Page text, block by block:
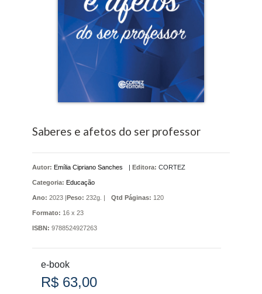
Saberes e afetos do ser professor
Autor: Emília Cipriano Sanches | Editora: CORTEZ
Categoria: Educação
Ano: 2023 |Peso: 232g. | Qtd Páginas: 120
Formato: 16 x 23
ISBN: 9788524927263
e-book
R$ 63,00